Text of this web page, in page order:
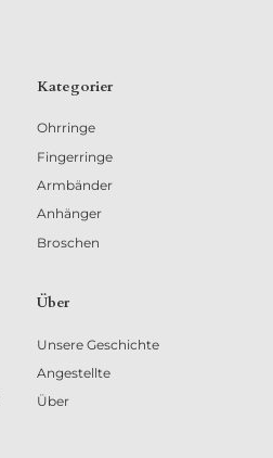
Kategorier
Ohrringe
Fingerringe
Armbänder
Anhänger
Broschen
Über
Unsere Geschichte
Angestellte
Über